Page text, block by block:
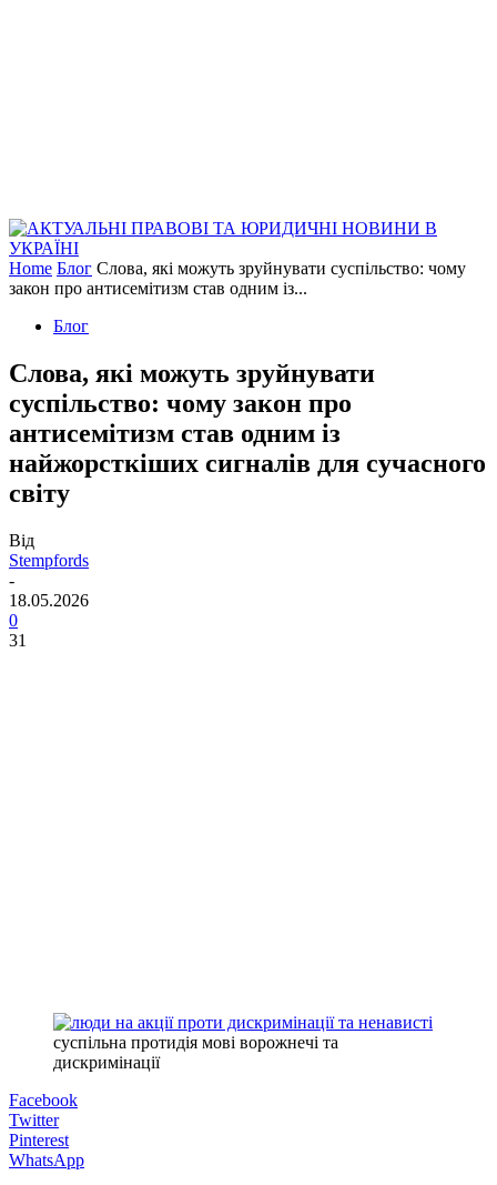
Home Блог Слова, які можуть зруйнувати суспільство: чому
закон про антисемітизм став одним із...
Блог
Слова, які можуть зруйнувати
суспільство: чому закон про
антисемітизм став одним із
найжорсткіших сигналів для сучасного
світу
Від
Stempfords
-
18.05.2026
0
31
суспільна протидія мові ворожнечі та
дискримінації
Facebook
Twitter
Pinterest
WhatsApp